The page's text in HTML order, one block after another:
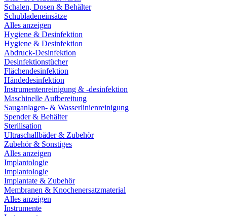
Schalen, Dosen & Behälter
Schubladeneinsätze
Alles anzeigen
Hygiene & Desinfektion
Hygiene & Desinfektion
Abdruck-Desinfektion
Desinfektionstücher
Flächendesinfektion
Händedesinfektion
Instrumentenreinigung & -desinfektion
Maschinelle Aufbereitung
Sauganlagen- & Wasserlinienreinigung
Spender & Behälter
Sterilisation
Ultraschallbäder & Zubehör
Zubehör & Sonstiges
Alles anzeigen
Implantologie
Implantologie
Implantate & Zubehör
Membranen & Knochenersatzmaterial
Alles anzeigen
Instrumente